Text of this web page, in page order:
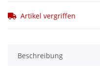
Artikel vergriffen
Beschreibung